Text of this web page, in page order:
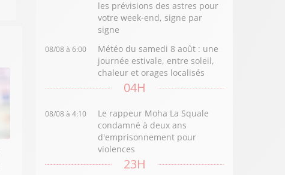
les prévisions des astres pour
votre week-end, signe par
signe
08/08 à 6:00
Météo du samedi 8 août : une
journée estivale, entre soleil,
chaleur et orages localisés
04H
08/08 à 4:10
Le rappeur Moha La Squale
condamné à deux ans
d'emprisonnement pour
violences
23H